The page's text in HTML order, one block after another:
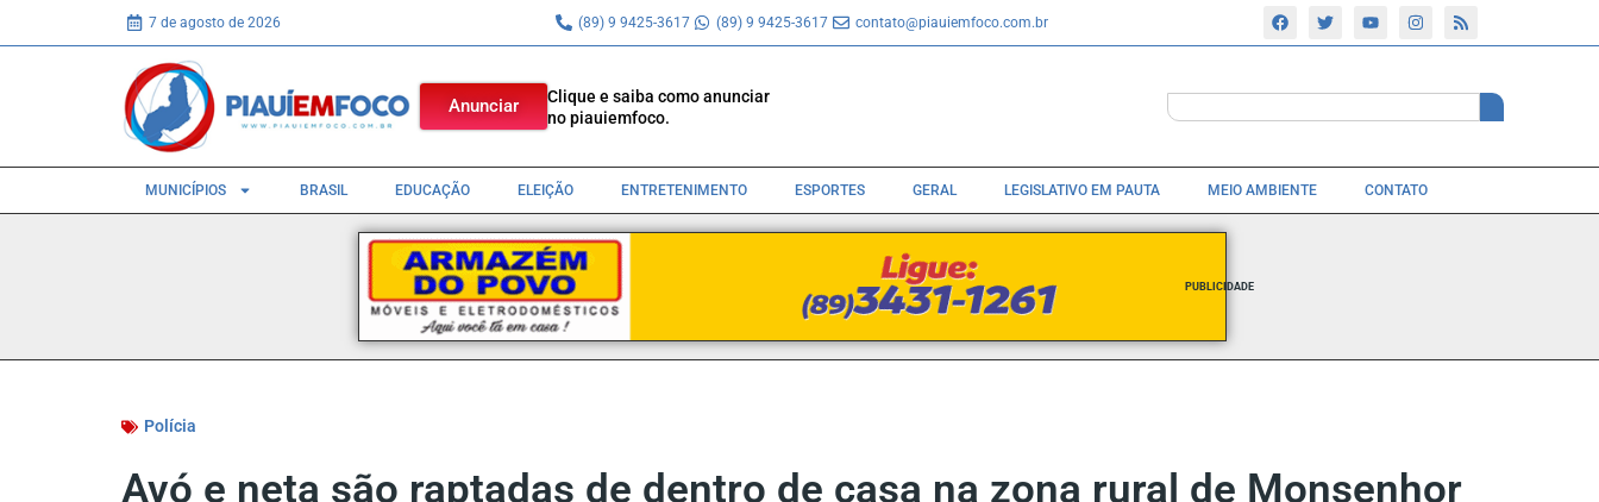
7 de agosto de 2026 (89) 9 9425-3617 (89) 9 9425-3617 contato@piauiemfoco.com.br
Anunciar
Clique e saiba como anunciar
no piauiemfoco.
MUNICÍPIOS BRASIL EDUCAÇÃO ELEIÇÃO ENTRETENIMENTO ESPORTES GERAL LEGISLATIVO EM PAUTA MEIO AMBIENTE CONTATO
PUBLICIDADE
Polícia
Avó e neta são raptadas de dentro de casa na zona rural de Monsenhor